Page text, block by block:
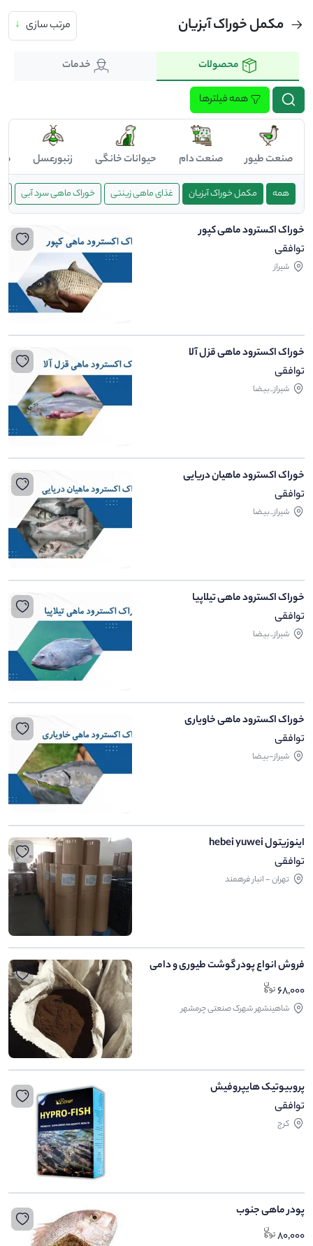
مکمل خوراک آبزیان مرتب سازی ↓
محصولات خدمات
همه فیلترها
صنعت طیور صنعت دام حیوانات خانگی زنبورعسل
همه مکمل خوراک آبزیان غذای ماهی زینتی خوراک ماهی سرد آبی
خوراک اکسترود ماهی کپور
توافقی
شیراز
خوراک اکسترود ماهی قزل آلا
توافقی
شیراز_بیضا
خوراک اکسترود ماهیان دریایی
توافقی
شیراز_بیضا
خوراک اکسترود ماهی تیلاپیا
توافقی
شیراز_بیضا
خوراک اکسترود ماهی خاویاری
توافقی
شیراز-بیضا
اینوزیتول hebei yuwei
توافقی
تهران - انبار فرهمند
فروش انواع پودر گوشت طیوری و دامی
68,000
شاهینشهر شهرک صنعتی چرمشهر
پروبیوتیک هایپروفیش
توافقی
کرج
پودر ماهی جنوب
80,000